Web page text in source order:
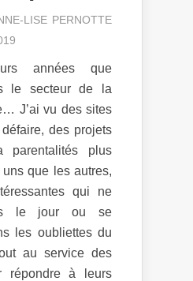
LISE PERNOTTE
années que
le secteur de la
J’ai vu des sites
des projets
parentalités plus
que les autres,
qui ne
le jour ou se
les oubliettes du
au service des
répondre à leurs